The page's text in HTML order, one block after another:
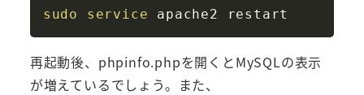
sudo service
再起動後、phpinfo.phpを開くとMySQLの表示
が増えているでしょう。また、